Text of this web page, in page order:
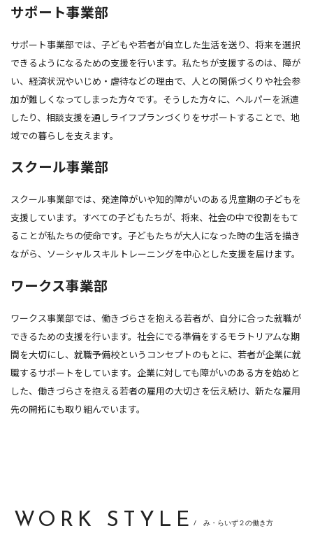
サポート事業部
サポート事業部では、子どもや若者が自立した生活を送り、将来を選択
できるようになるための支援を行います。私たちが支援するのは、障が
い、経済状況やいじめ・虐待などの理由で、人との関係づくりや社会参
加が難しくなってしまった方々です。そうした方々に、ヘルパーを派遣
したり、相談支援を通しライフプランづくりをサポートすることで、地
域での暮らしを支えます。
スクール事業部
スクール事業部では、発達障がいや知的障がいのある児童期の子どもを
支援しています。すべての子どもたちが、将来、社会の中で役割をもて
ることが私たちの使命です。子どもたちが大人になった時の生活を描き
ながら、ソーシャルスキルトレーニングを中心とした支援を届けます。
ワークス事業部
ワークス事業部では、働きづらさを抱える若者が、自分に合った就職が
できるための支援を行います。社会にでる準備をするモラトリアムな期
間を大切にし、就職予備校というコンセプトのもとに、若者が企業に就
職するサポートをしています。企業に対しても障がいのある方を始めと
した、働きづらさを抱える若者の雇用の大切さを伝え続け、新たな雇用
先の開拓にも取り組んでいます。
WORK STYLE / み・らいず２の働き方